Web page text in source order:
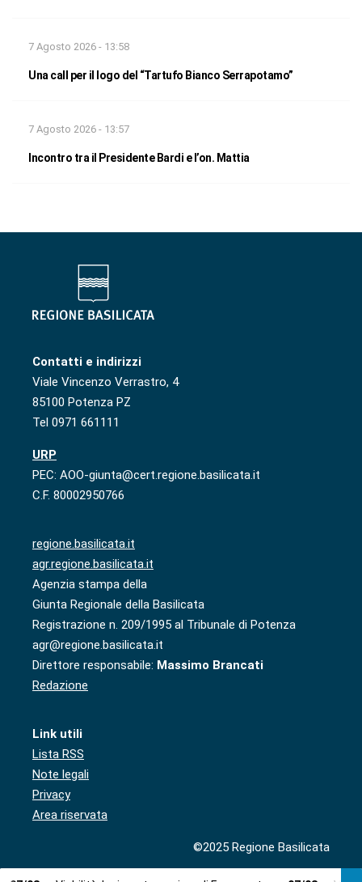
7 Agosto 2026 - 13:58
Una call per il logo del “Tartufo Bianco Serrapotamo”
7 Agosto 2026 - 13:57
Incontro tra il Presidente Bardi e l’on. Mattia
Contatti e indirizzi
Viale Vincenzo Verrastro, 4
85100 Potenza PZ
Tel 0971 661111
URP
PEC: AOO-giunta@cert.regione.basilicata.it
C.F. 80002950766
regione.basilicata.it
agr.regione.basilicata.it
Agenzia stampa della
Giunta Regionale della Basilicata
Registrazione n. 209/1995 al Tribunale di Potenza
agr@regione.basilicata.it
Direttore responsabile: Massimo Brancati
Redazione
Link utili
Lista RSS
Note legali
Privacy
Area riservata
©2025 Regione Basilicata